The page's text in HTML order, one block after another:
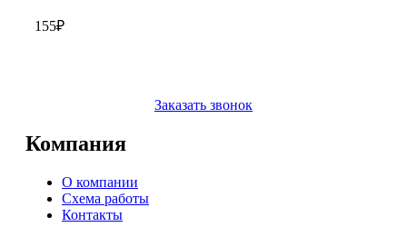
155₽
Заказать звонок
Компания
О компании
Схема работы
Контакты